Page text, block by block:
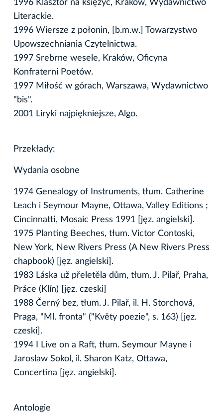
1996 Klasztor na księżyc, Kraków, Wydawnictwo
Literackie.
1996 Wiersze z połonin, [b.m.w.] Towarzystwo
Upowszechniania Czytelnictwa.
1997 Srebrne wesele, Kraków, Oficyna
Konfraterni Poetów.
1997 Miłość w górach, Warszawa, Wydawnictwo
"bis".
2001 Liryki najpiękniejsze, Algo.
Przekłady:
Wydania osobne
1974 Genealogy of Instruments, tłum. Catherine
Leach i Seymour Mayne, Ottawa, Valley Editions ;
Cincinnatti, Mosaic Press 1991 [jęz. angielski].
1975 Planting Beeches, tłum. Victor Contoski,
New York, New Rivers Press (A New Rivers Press
chapbook) [jęz. angielski].
1983 Láska už přeletěla dům, tłum. J. Pilař, Praha,
Práce (Klín) [jęz. czeski]
1988 Černý bez, tłum. J. Pilař, il. H. Storchová,
Praga, "Ml. fronta" ("Květy poezie", s. 163) [jęz.
czeski].
1994 I Live on a Raft, tłum. Seymour Mayne i
Jaroslaw Sokol, il. Sharon Katz, Ottawa,
Concertina [jęz. angielski].
Antologie